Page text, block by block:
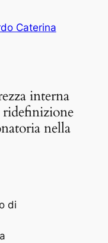
Caterina
interna
ridefinizione
nella
di